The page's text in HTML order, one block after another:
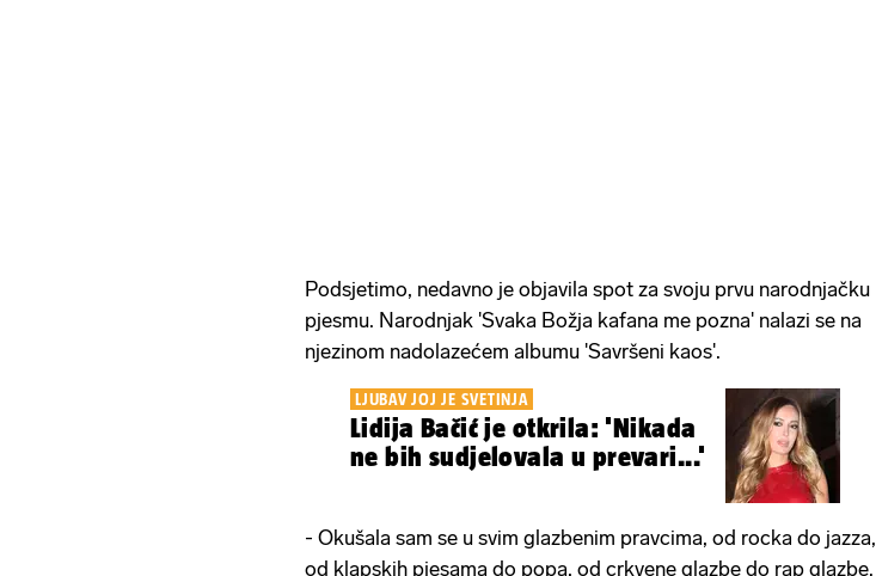
Podsjetimo, nedavno je objavila spot za svoju prvu narodnjačku
pjesmu. Narodnjak 'Svaka Božja kafana me pozna' nalazi se na
njezinom nadolazećem albumu 'Savršeni kaos'.
LJUBAV JOJ JE SVETINJA
Lidija Bačić je otkrila: 'Nikada
ne bih sudjelovala u prevari...'
- Okušala sam se u svim glazbenim pravcima, od rocka do jazza,
od klapskih pjesama do popa, od crkvene glazbe do rap glazbe.